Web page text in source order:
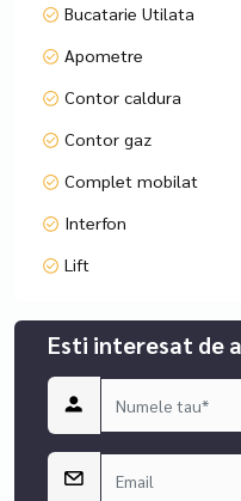
Bucatarie Utilata
Apometre
Contor caldura
Contor gaz
Complet mobilat
Interfon
Lift
Esti interesat de